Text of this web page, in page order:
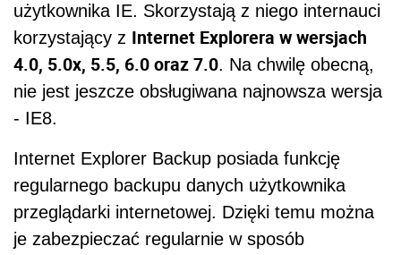
użytkownika IE. Skorzystają z niego internauci
korzystający z Internet Explorera w wersjach
4.0, 5.0x, 5.5, 6.0 oraz 7.0. Na chwilę obecną,
nie jest jeszcze obsługiwana najnowsza wersja
- IE8.
Internet Explorer Backup posiada funkcję
regularnego backupu danych użytkownika
przeglądarki internetowej. Dzięki temu można
je zabezpieczać regularnie w sposób